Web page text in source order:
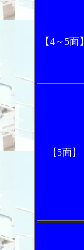
【4～5面】
【5面】